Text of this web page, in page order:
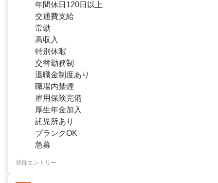
年間休日120日以上
交通費支給
常勤
高収入
特別休暇
交替勤務制
退職金制度あり
職場内禁煙
雇用保険完備
厚生年金加入
託児所あり
ブランクOK
急募
登録エントリー